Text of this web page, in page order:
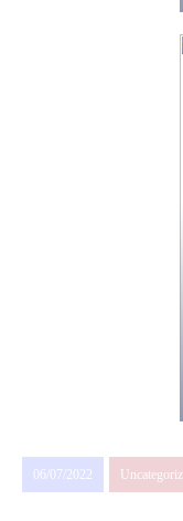
06/07/2022